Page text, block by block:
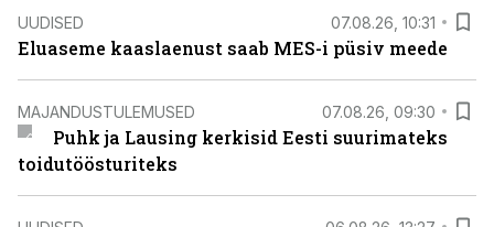
UUDISED 07.08.26, 10:31
Eluaseme kaaslaenust saab MES-i püsiv meede
MAJANDUSTULEMUSED 07.08.26, 09:30
Puhk ja Lausing kerkisid Eesti suurimateks
toidutöösturiteks